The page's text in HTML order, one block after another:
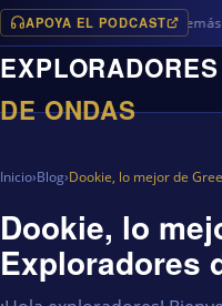
APOYA EL PODCAST
programas en iVoox, además
EXPLORADORES
DE ONDAS
Inicio›Blog›Dookie, lo mejor de
Dookie, lo
Exploradores